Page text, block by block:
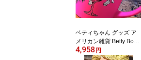
ベティちゃん グッズ ア
メリカン雑貨 Betty Boop
マグカップ Party Girl コ
ップ グラス
4,958円